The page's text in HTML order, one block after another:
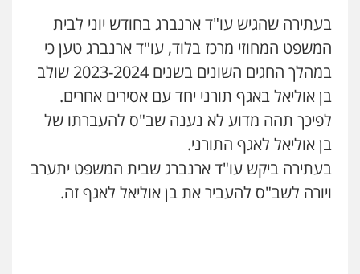
שחר לדובסקי, עו"ד
פלילי מעצרים וחקירות עבירות המתה עורכי
דין לענייני אסירים
0507913332
גיא זהבי משרד עורכי דין
פלילי משפחה
503456449
בעתירה שהגיש עו"ד ארנברג בחודש יוני לבית
המשפט המחוזי מרכז בלוד, עו"ד ארנברג טען כי
במהלך החגים השונים בשנים 2023-2024 שולב
בן אוליאל באגף תורני יחד עם אסירים אחרים.
לפיכך תהה מדוע לא נענה שב"ס להעברתו של
בן אוליאל לאגף התורני.
בעתירה ביקש עו"ד ארנברג שבית המשפט יתערב
ויורה לשב"ס להעביר את בן אוליאל לאגף זה.